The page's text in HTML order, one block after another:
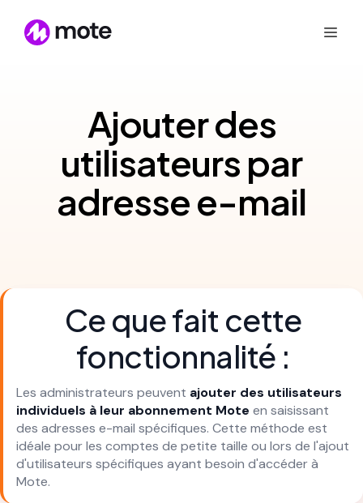
Ajouter des
utilisateurs par
adresse e-mail
Ce que fait cette
fonctionnalité :
Les administrateurs peuvent ajouter des utilisateurs
individuels à leur abonnement Mote en saisissant
des adresses e-mail spécifiques. Cette méthode est
idéale pour les comptes de petite taille ou lors de l'ajout
d'utilisateurs spécifiques ayant besoin d'accéder à
Mote.